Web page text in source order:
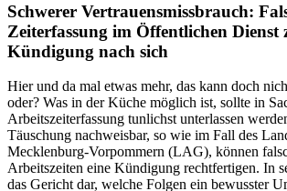
Schwerer Vertrauensmissbrauch:
Zeiterfassung im Öffentlichen Dienst
Kündigung nach sich
Hier und da mal etwas mehr, das kann doch
oder? Was in der Küche möglich ist, sollte in
Arbeitszeiterfassung tunlichst unterlassen
Täuschung nachweisbar, so wie im Fall des
Mecklenburg-Vorpommern (LAG), können
Arbeitszeiten eine Kündigung rechtfertigen. In
das Gericht dar, welche Folgen ein bewusster